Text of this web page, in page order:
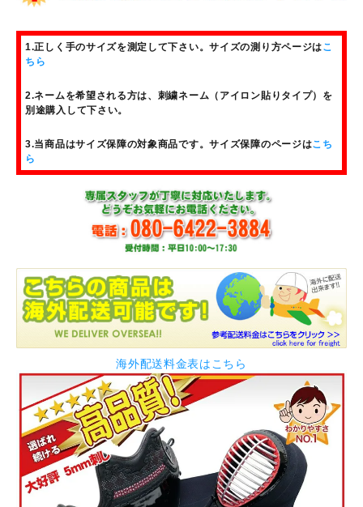
1.正しく手のサイズを測定して下さい。サイズの測り方ページはこ
ちら
2.ネームを希望される方は、刺繍ネーム（アイロン貼りタイプ）を
別途購入して下さい。
3.当商品はサイズ保障の対象商品です。サイズ保障のページはこち
ら
海外配送料金表はこちら